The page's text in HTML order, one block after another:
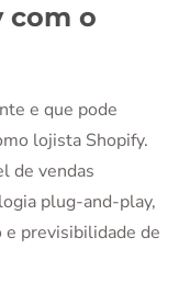
com o
e que pode
lojista Shopify.
de vendas
plug-and-play,
e previsibilidade de